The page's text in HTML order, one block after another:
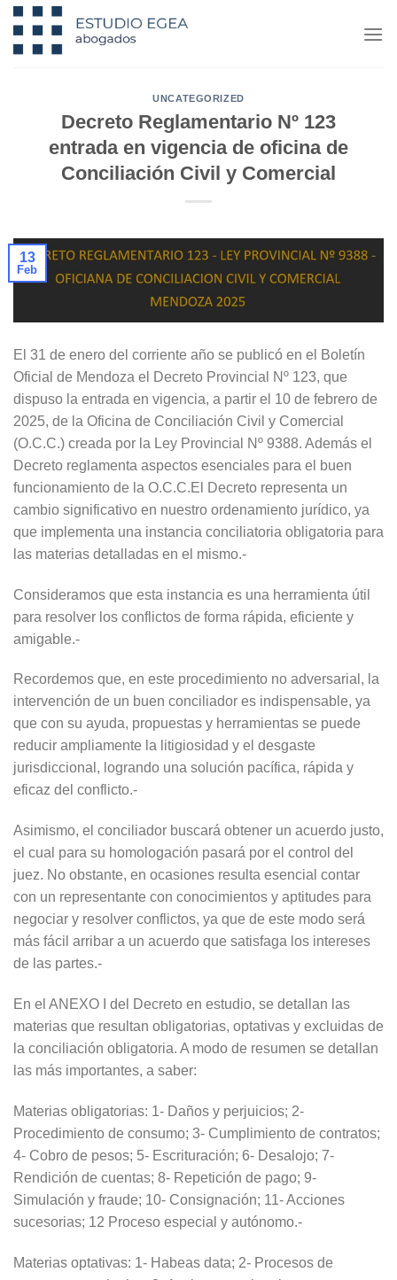
Saltar
contenido
UNCATEGORIZED
Decreto Reglamentario Nº 123
entrada en vigencia de oficina de
Conciliación Civil y Comercial
13
Feb
El 31 de enero del corriente año se publicó en el Boletín
Oficial de Mendoza el Decreto Provincial Nº 123, que
dispuso la entrada en vigencia, a partir el 10 de febrero de
2025, de la Oficina de Conciliación Civil y Comercial
(O.C.C.) creada por la Ley Provincial Nº 9388. Además el
Decreto reglamenta aspectos esenciales para el buen
funcionamiento de la O.C.C.El Decreto representa un
cambio significativo en nuestro ordenamiento jurídico, ya
que implementa una instancia conciliatoria obligatoria para
las materias detalladas en el mismo.-
Consideramos que esta instancia es una herramienta útil
para resolver los conflictos de forma rápida, eficiente y
amigable.-
Recordemos que, en este procedimiento no adversarial, la
intervención de un buen conciliador es indispensable, ya
que con su ayuda, propuestas y herramientas se puede
reducir ampliamente la litigiosidad y el desgaste
jurisdiccional, logrando una solución pacífica, rápida y
eficaz del conflicto.-
Asimismo, el conciliador buscará obtener un acuerdo justo,
el cual para su homologación pasará por el control del
juez. No obstante, en ocasiones resulta esencial contar
con un representante con conocimientos y aptitudes para
negociar y resolver conflictos, ya que de este modo será
más fácil arribar a un acuerdo que satisfaga los intereses
de las partes.-
En el ANEXO I del Decreto en estudio, se detallan las
materias que resultan obligatorias, optativas y excluidas de
la conciliación obligatoria. A modo de resumen se detallan
las más importantes, a saber:
Materias obligatorias: 1- Daños y perjuicios; 2-
Procedimiento de consumo; 3- Cumplimiento de contratos;
4- Cobro de pesos; 5- Escrituración; 6- Desalojo; 7-
Rendición de cuentas; 8- Repetición de pago; 9-
Simulación y fraude; 10- Consignación; 11- Acciones
sucesorias; 12 Proceso especial y autónomo.-
Materias optativas: 1- Habeas data; 2- Procesos de